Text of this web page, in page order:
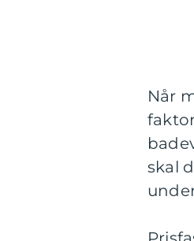
Når
skal